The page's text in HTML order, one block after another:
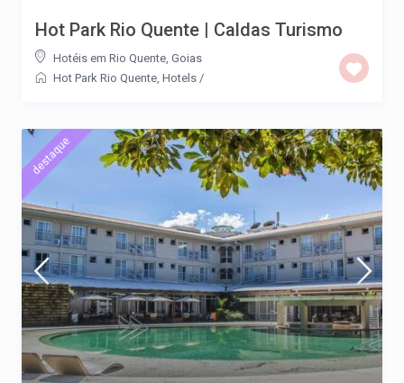
Hot Park Rio Quente | Caldas Turismo
Hotéis em Rio Quente, Goias
Hot Park Rio Quente Hotels /
destaque